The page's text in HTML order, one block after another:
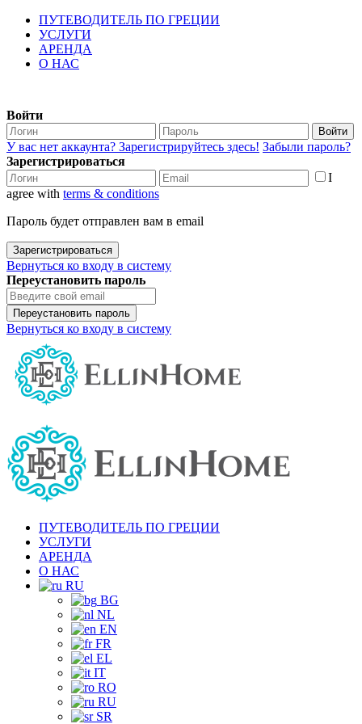
ПУТЕВОДИТЕЛЬ ПО ГРЕЦИИ
УСЛУГИ
АРЕНДА
О НАС
Войти
Войти
У вас нет аккаунта? Зарегистрируйтесь здесь! Забыли пароль?
Зарегистрироваться
I
agree with terms & conditions
Пароль будет отправлен вам в email
Зарегистрироваться
Вернуться ко входу в систему
Переустановить пароль
Переустановить пароль
Вернуться ко входу в систему
ПУТЕВОДИТЕЛЬ ПО ГРЕЦИИ
УСЛУГИ
АРЕНДА
О НАС
RU
BG
NL
EN
FR
EL
IT
RO
RU
SR